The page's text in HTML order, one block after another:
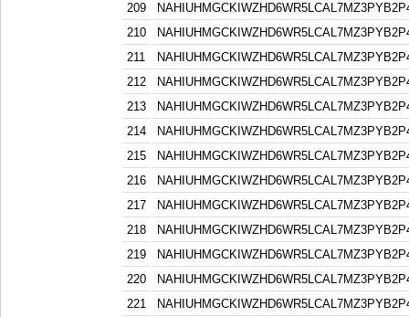
209
210
211
212
213
214
215
216
217
218
219
220
221